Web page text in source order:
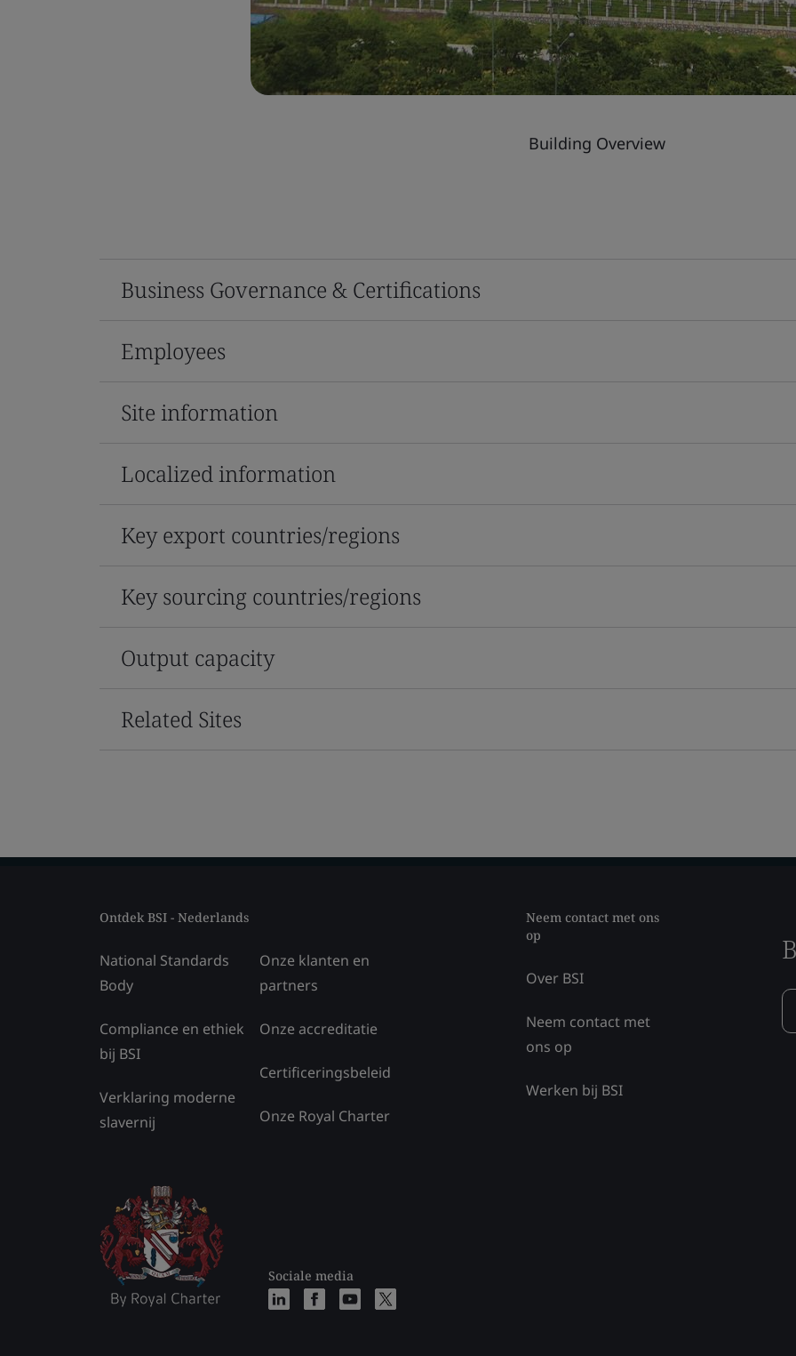
Building Overview
Business Governance & Certifications
Employees
Site information
Localized information
Key export countries/regions
Key sourcing countries/regions
Output capacity
Related Sites
Ontdek BSI - Nederlands
National Standards
Body
Compliance en ethiek
bij BSI
Verklaring moderne
slavernij
Onze klanten en
partners
Onze accreditatie
Certificeringsbeleid
Onze Royal Charter
Sociale media
Neem contact met ons
op
Over BSI
Neem contact met
ons op
Werken bij BSI